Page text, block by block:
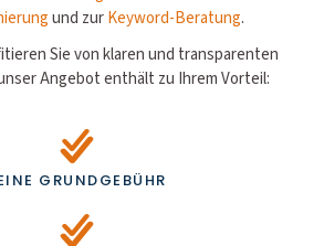
und zurKeyword-Beratung.
Sie von klaren und transparenten
Angebot enthält zu Ihrem Vorteil:
GRUNDGEBÜHR